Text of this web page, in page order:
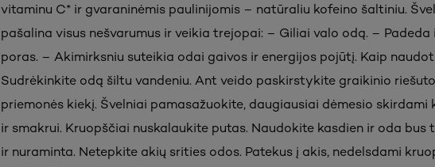
vitaminu C* ir gvaraninėmis paulinijomis – natūraliu kofeino šaltiniu.
pašalina visus nešvarumus ir veikia trejopai: – Giliai valo odą. –
poras. – Akimirksniu suteikia odai gaivos ir energijos pojūtį. Kaip
Sudrėkinkite odą šiltu vandeniu. Ant veido paskirstykite graikinio
priemonės kiekį. Švelniai pamasažuokite, daugiausiai dėmesio skirdami
ir smakrui. Kruopščiai nuskalaukite putas. Naudokite kasdien ir oda bus
ir nuraminta. Netepkite akių srities odos. Patekus į akis, nedelsdami